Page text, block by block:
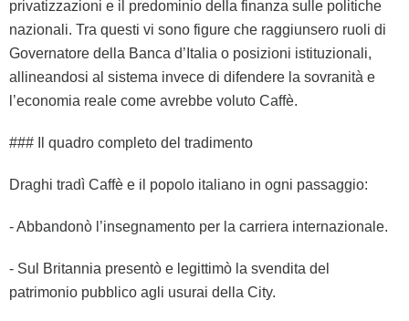
privatizzazioni e il predominio della finanza sulle politiche
nazionali. Tra questi vi sono figure che raggiunsero ruoli di
Governatore della Banca d’Italia o posizioni istituzionali,
allineandosi al sistema invece di difendere la sovranità e
l’economia reale come avrebbe voluto Caffè.
### Il quadro completo del tradimento
Draghi tradì Caffè e il popolo italiano in ogni passaggio:
- Abbandonò l’insegnamento per la carriera internazionale.
- Sul Britannia presentò e legittimò la svendita del
patrimonio pubblico agli usurai della City.